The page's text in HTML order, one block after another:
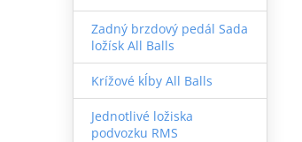
Zadný brzdový pedál Sada
ložísk All Balls
Krížové kĺby All Balls
Jednotlivé ložiska
podvozku RMS